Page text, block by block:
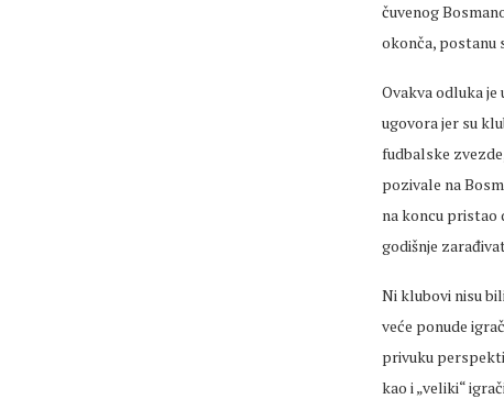
čuvenog
okonča, postanu
Ovakva odluka
ugovora jer su
fudbalske
pozivale na
na koncu pristao
godišnje
Ni klubovi nisu
veće ponude
privuku
kao i „veliki“